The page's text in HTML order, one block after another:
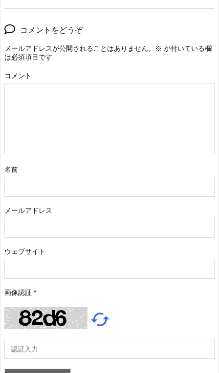
コメントをどうぞ
メールアドレスが公開されることはありません。 ※ が付いている欄
は必須項目です
コメント
名前
メールアドレス
ウェブサイト
画像認証 *
